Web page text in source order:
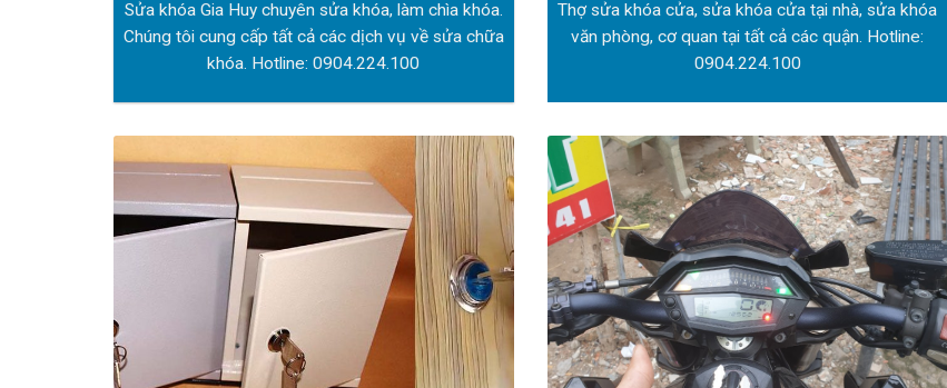
Sửa khóa Gia Huy chuyên sửa khóa, làm chìa khóa.
Chúng tôi cung cấp tất cả các dịch vụ về sửa chữa
khóa. Hotline:0904.224.100
Thợ sửa khóa cửa, sửa khóa cửa tại nhà, sửa khóa
văn phòng, cơ quan tại tất cả các quận. Hotline:
0904.224.100